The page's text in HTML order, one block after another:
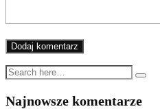
Najnowsze komentarze